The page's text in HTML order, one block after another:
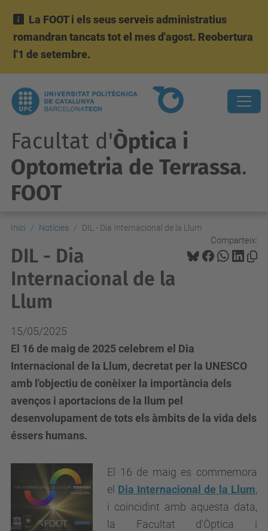
La FOOT i els seus serveis administratius
romandran tancats tot el mes d'agost. Reobertura
l'1 de setembre.
Facultat d'Òptica i
Optometria de Terrassa.
FOOT
Inici Notícies DIL - Dia Internacional de la Llum
Comparteix:
DIL - Dia
Internacional de la
Llum
15/05/2025
El 16 de maig de 2025 celebrem el Dia
Internacional de la Llum, decretat per la UNESCO
amb l'objectiu de conèixer la importància dels
avenços i aportacions de la llum pel
desenvolupament de tots els àmbits de la vida dels
éssers humans.
El 16 de maig es commemora
el Dia Internacional de la Llum,
i coincidint amb aquesta data,
la Facultat d'Òptica i